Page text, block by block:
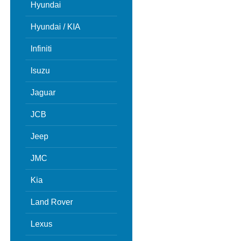
Hyundai
Hyundai / KIA
Infiniti
Isuzu
Jaguar
JCB
Jeep
JMC
Kia
Land Rover
Lexus